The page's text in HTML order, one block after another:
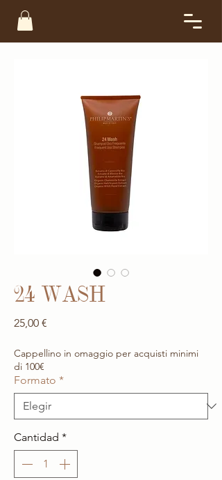
24 WASH
25,00 €
Cappellino in omaggio per acquisti minimi
di 100€
Formato *
Cantidad *